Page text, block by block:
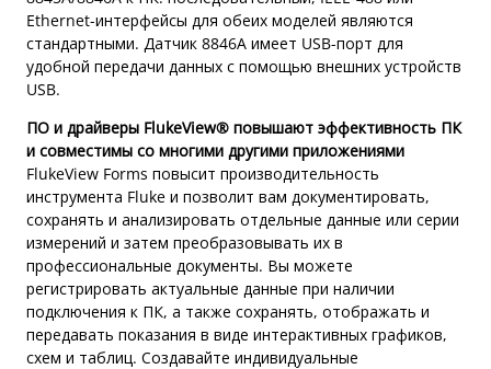
Ethernet-интерфейсы для обеих моделей являются
стандартными. Датчик 8846A имеет USB-порт для
удобной передачи данных с помощью внешних устройств
USB.
ПО и драйверы FlukeView® повышают эффективность ПК
и совместимы со многими другими приложениями
FlukeView Forms повысит производительность
инструмента Fluke и позволит вам документировать,
сохранять и анализировать отдельные данные или серии
измерений и затем преобразовывать их в
профессиональные документы. Вы можете
регистрировать актуальные данные при наличии
подключения к ПК, а также сохранять, отображать и
передавать показания в виде интерактивных графиков,
схем и таблиц. Создавайте индивидуальные